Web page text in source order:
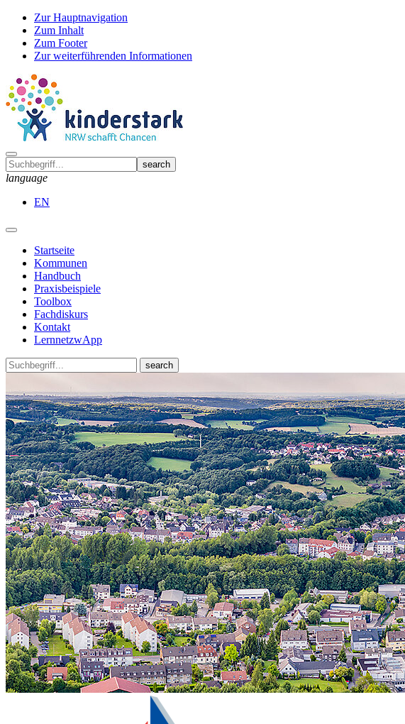
Zur Hauptnavigation
Zum Inhalt
Zum Footer
Zur weiterführenden Informationen
language
EN
Startseite
Kommunen
Handbuch
Praxisbeispiele
Toolbox
Fachdiskurs
Kontakt
LernnetzwApp